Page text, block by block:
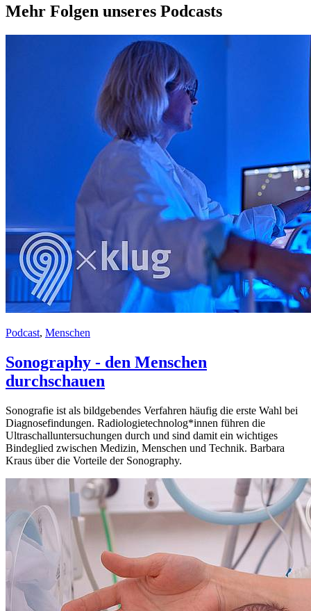
Mehr Folgen unseres Podcasts
Podcast, Menschen
Sonography - den Menschen
durchschauen
Sonografie ist als bildgebendes Verfahren häufig die erste Wahl bei
Diagnosefindungen. Radiologietechnolog*innen führen die
Ultraschalluntersuchungen durch und sind damit ein wichtiges
Bindeglied zwischen Medizin, Menschen und Technik. Barbara
Kraus über die Vorteile der Sonography.